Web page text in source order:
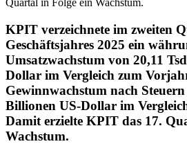
KPIT verzeichnete im zweiten
Geschäftsjahres 2025 ein
Umsatzwachstum von 20,11
Dollar im Vergleich zum
Gewinnwachstum nach
Billionen US-Dollar im
Damit erzielte KPIT das 17.
Wachstum.